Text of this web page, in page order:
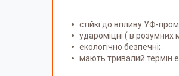
стійкі до впливу УФ-
удароміцні ( в розумних
екологічно безпечні;
мають тривалий термін